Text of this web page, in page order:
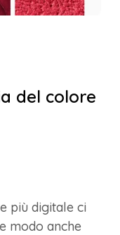
del colore
più digitale ci
modo anche